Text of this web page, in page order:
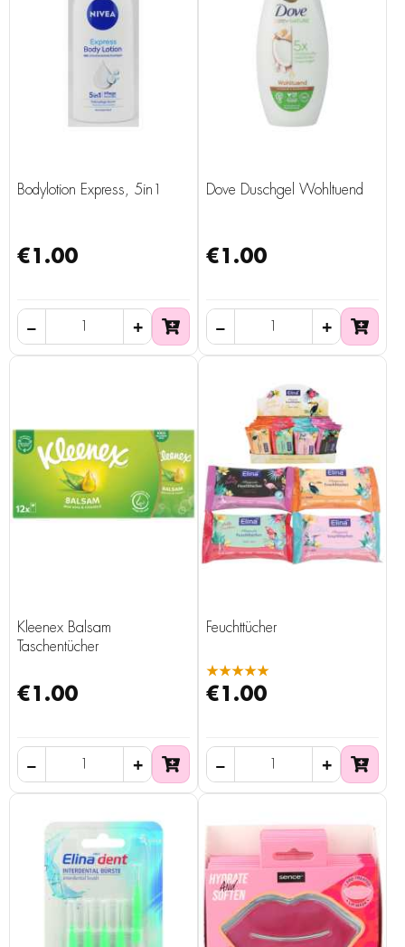
Bodylotion Express, 5in1
€1.00
Dove Duschgel Wohltuend
€1.00
Kleenex Balsam
Taschentücher
€1.00
Feuchttücher
★★★★★
€1.00